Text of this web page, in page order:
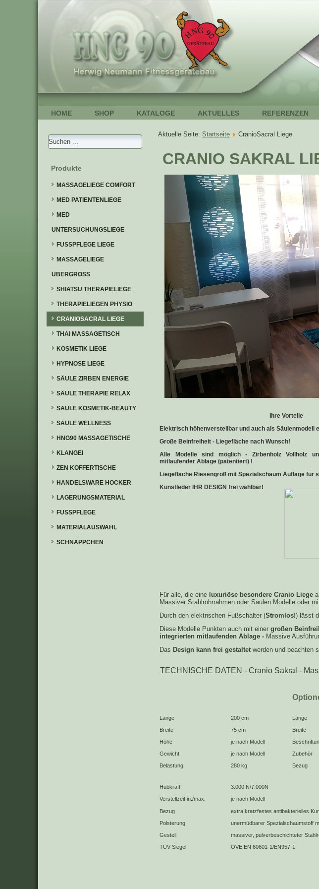
HOME SHOP KATALOGE AKTUELLES REFERENZEN
Produkte
MASSAGELIEGE COMFORT
MED PATIENTENLIEGE
MED
UNTERSUCHUNGSLIEGE
FUSSPFLEGE LIEGE
MASSAGELIEGE
ÜBERGROSS
SHIATSU THERAPIELIEGE
THERAPIELIEGEN PHYSIO
CRANIOSACRAL LIEGE
THAI MASSAGETISCH
KOSMETIK LIEGE
HYPNOSE LIEGE
SÄULE ZIRBEN ENERGIE
SÄULE THERAPIE RELAX
SÄULE KOSMETIK-BEAUTY
SÄULE WELLNESS
HNG90 MASSAGETISCHE
KLANGEI
ZEN KOFFERTISCHE
HANDELSWARE HOCKER
LAGERUNGSMATERIAL
FUSSPFLEGE
MATERIALAUSWAHL
SCHNÄPPCHEN
Aktuelle Seite: Startseite CranioSacral Liege
CRANIO SAKRAL
Ihre Vorteile
Elektrisch höhenverstellbar und auch als Säulenmodell
Große Beinfreiheit - Liegefläche nach Wunsch!
Alle Modelle sind möglich - Zirbenholz Vollholz
mitlaufender Ablage (patentiert) !
Liegefläche Riesengroß mit Spezialschaum Auflage für
Kunstleder IHR DESIGN frei wählbar!
Für alle, die eine luxuriöse besondere Cranio Liege
Massiver Stahlrohrrahmen oder Säulen Modelle oder
Durch den elektrischen Fußschalter (Stromlos!) lässt
Diese Modelle Punkten auch mit einer großen
integrierten mitlaufenden Ablage - Massive
Das Design kann frei gestaltet werden und beachten
TECHNISCHE DATEN - Cranio Sakral -
Länge 200 cm Länge
Breite
75 cm Breite
Höhe je nach Modell
Gewicht
je nach Modell Zubehör
Belastung
280 kg
Bezug
Hubkraft
3.000 N/7.000N
Verstellzeit in./max.
je nach Modell
Bezug
extra kratzfestes antibakterielles
Polsterung
unermüdbarer Spezialschaumstoff
Gestell
massiver, pulverbeschichteter
TÜV-Siegel
ÖVE EN 60601-1/EN957-1